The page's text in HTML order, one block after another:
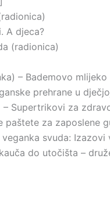
A djeca?
(radionica)
– Bademovo
prehrane u
Supertrikovi za
paštete za zaposlene
svuda:
do utočišta –